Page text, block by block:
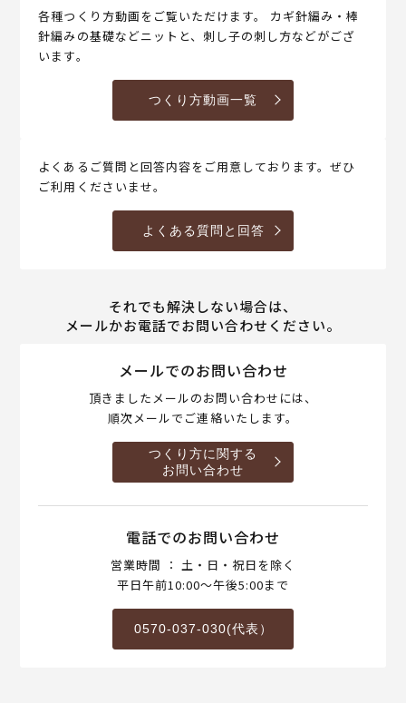
各種つくり方動画をご覧いただけます。 カギ針編み・棒
針編みの基礎などニットと、刺し子の刺し方などがござ
います。
つくり方動画一覧
よくあるご質問と回答内容をご用意しております。ぜひ
ご利用くださいませ。
よくある質問と回答
それでも解決しない場合は、
メールかお電話でお問い合わせください。
メールでのお問い合わせ
頂きましたメールのお問い合わせには、
順次メールでご連絡いたします。
つくり方に関する
お問い合わせ
電話でのお問い合わせ
営業時間 ： 土・日・祝日を除く
平日午前10:00～午後5:00まで
0570-037-030(代表）